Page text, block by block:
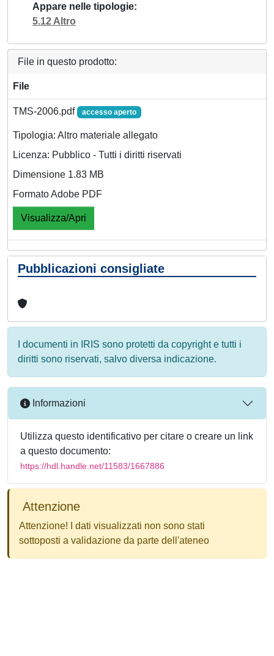
Appare nelle tipologie
5.12 Altro
File in questo prodotto:
File
TMS-2006.pdf accesso aperto
Tipologia: Altro materiale allegato
Licenza: Pubblico - Tutti i diritti riservati
Dimensione 1.83 MB
Formato Adobe PDF
Visualizza/Apri
Pubblicazioni consigliate
I documenti in IRIS sono protetti da copyright e tutti i
diritti sono riservati, salvo diversa indicazione.
Informazioni
Utilizza questo identificativo per citare o creare un link
a questo documento:
https://hdl.handle.net/11583/1667886
Attenzione
Attenzione! I dati visualizzati non sono stati
sottoposti a validazione da parte dell'ateneo